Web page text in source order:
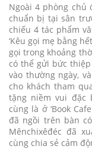
Ngoài 4 phòng chủ
chuẩn bị tại sân
chiếu 4 tác phẩm
‘Kêu gọi mẹ bằng
gọi trong khoảng
có thể gửi bức
vào thường ngày,
cho khách tham
tặng niềm vui đặc
cùng là ở ‘Book
đã ngồi trên bàn
Mênchixêđéc đã
cùng chia sẻ cảm